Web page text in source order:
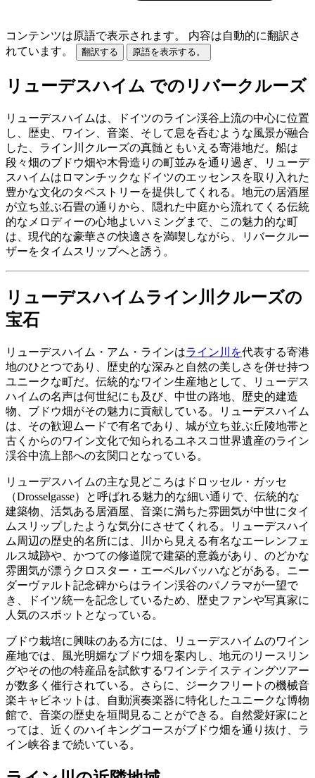
コンテンツは原語で表示されます。
内容は自動的に翻訳さ
れています。
翻訳する 原語を表示する。
リューデスハイム でのリバークルーズ
リューデスハイムは、ドイツのライン渓谷上流の中心に位置
し、歴史、ワイン、音楽、そして息を呑むような風景が融合
した、ライン川クルーズの真髄ともいえる寄港地だ。船は
段々畑のブドウ畑や木骨造りの町並みを通り過ぎ、リューデ
スハイムはロマンチックなドイツのエッセンスを取り入れた
豊かな文化のタペストリーを提供してくれる。地元の居酒屋
が立ち並ぶ石畳の通りから、隠れた中庭から流れてくる伝統
的なメロディーの心地よいハミングまで、この魅力的な町
は、現代的な豪華さの快適さを満喫しながら、リバークルー
ザーをタイムスリップへと誘う。
リューデスハイムライン川クルーズの
宝石
リューデスハイム・アム・ラインはライン川を代表する寄港
地のひとつであり、歴史的な深みと自然の美しさを併せ持つ
ユニークな町だ。伝統的なワイン生産地として、リューデス
ハイムの名声は何世紀にも及び、中世の路地、歴史的建造
物、ブドウ畑がその魅力に貢献している。リューデスハイム
は、その歓迎ムードで有名であり、城が立ち並ぶ丘陵地帯と
古くからのワイン文化で知られるユネスコ世界遺産のライン
渓谷中流上部への玄関口となっている。
リューデスハイムの主な見どころはドロッセル・ガッセ
（Drosselgasse）と呼ばれる魅力的な細い通りで、伝統的な
建築物、活気ある居酒屋、音楽に満ちた雰囲気が中世にタイ
ムスリップしたような気分にさせてくれる。リューデスハイ
ム周辺の歴史的名所には、川から見える有名なエーレンフェ
ルス城跡や、かつての修道院で建築的意義があり、のどかな
雰囲気が漂うクロスター・エーベルバッハなどがある。ニー
ダーヴァルト記念碑からはライン渓谷のパノラマが一望で
き、ドイツ統一を記念しているため、歴史ファンや写真家に
人気のスポットとなっている。
ブドウ栽培に興味のある方には、リューデスハイムのワイン
産地では、風光明媚なブドウ畑を案内し、地元のリースリン
グやその他の特産品を試飲するワインテイスティングツアー
が数多く催行されている。さらに、ジークフリートの機械音
楽キャビネットは、自動演奏楽器に特化したユニークな博物
館で、音楽の歴史を垣間見ることができる。自然愛好家にと
っては、近くのハイキングコースがブドウ畑を通り抜け、ラ
イン峡谷まで続いている。